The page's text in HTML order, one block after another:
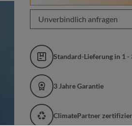
Unverbindlich anfragen
Standard-Lieferung in 1 -
3 Jahre Garantie
ClimatePartner